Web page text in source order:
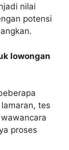
nilai
potensi
lowongan
tes
proses